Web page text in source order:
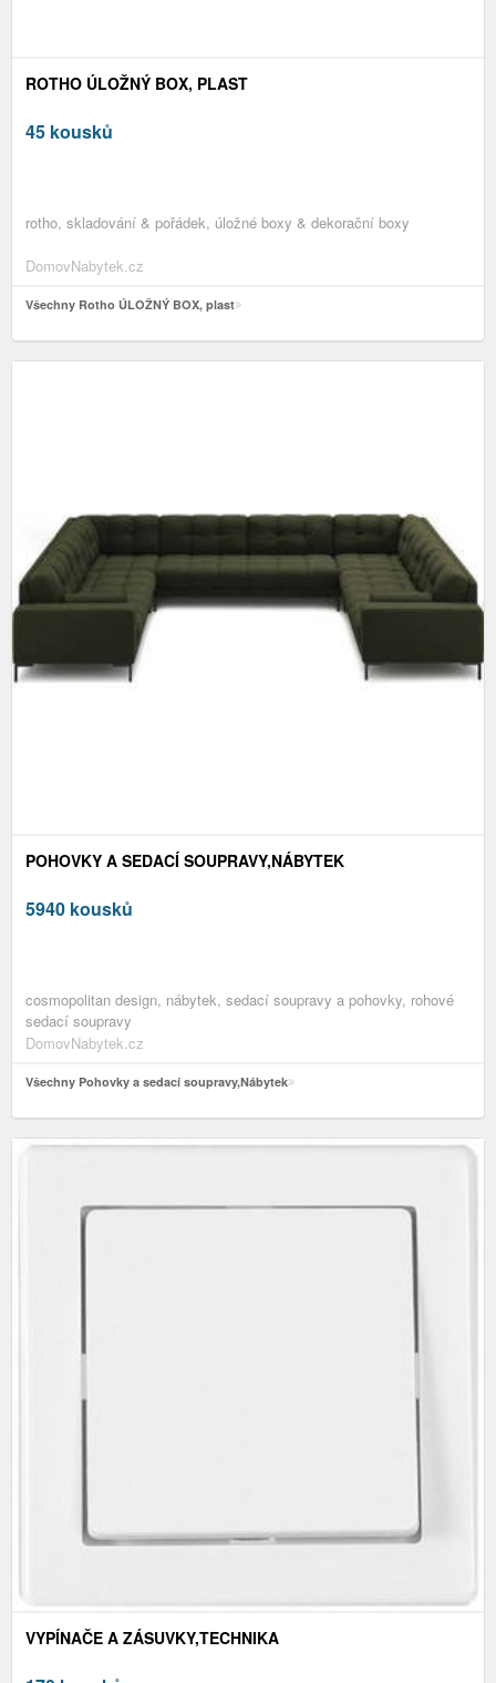
ROTHO ÚLOŽNÝ BOX, PLAST
45 kousků
rotho, skladování & pořádek, úložné boxy & dekorační boxy
DomovNabytek.cz
Všechny Rotho ÚLOŽNÝ BOX, plast
POHOVKY A SEDACÍ SOUPRAVY,NÁBYTEK
5940 kousků
cosmopolitan design, nábytek, sedací soupravy a pohovky, rohové
sedací soupravy
DomovNabytek.cz
Všechny Pohovky a sedací soupravy,Nábytek
VYPÍNAČE A ZÁSUVKY,TECHNIKA